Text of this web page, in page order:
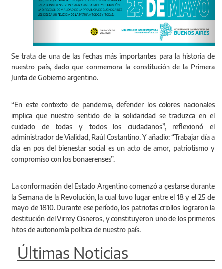
Se trata de una de las fechas más importantes para la historia de
nuestro país, dado que conmemora la constitución de la Primera
Junta de Gobierno argentino.
“En este contexto de pandemia, defender los colores nacionales
implica que nuestro sentido de la solidaridad se traduzca en el
cuidado de todas y todos los ciudadanos”, reflexionó el
administrador de Vialidad, Raúl Costantino. Y añadió: “Trabajar día a
día en pos del bienestar social es un acto de amor, patriotismo y
compromiso con los bonaerenses”.
La conformación del Estado Argentino comenzó a gestarse durante
la Semana de la Revolución, la cual tuvo lugar entre el 18 y el 25 de
mayo de 1810. Durante ese período, los patriotas criollos lograron la
destitución del Virrey Cisneros, y constituyeron uno de los primeros
hitos de autonomía política de nuestro país.
Últimas Noticias